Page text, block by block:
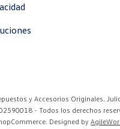
y Accesorios Originales.
- Todos los derechos
Designed by